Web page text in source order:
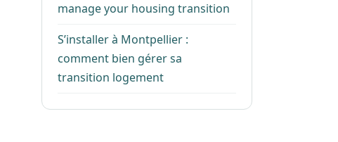
manage your housing transition
S’installer à Montpellier :
comment bien gérer sa
transition logement